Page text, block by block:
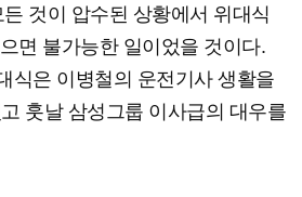
것이 압수된 상황에서 위대식
면 불가능한 일이었을 것이다.
식은 이병철의 운전기사 생활을
훗날 삼성그룹 이사급의 대우를